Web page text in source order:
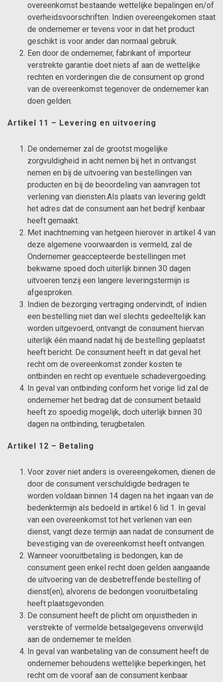
overeenkomst bestaande wettelijke bepalingen en/of
overheidsvoorschriften. Indien overeengekomen staat
de ondernemer er tevens voor in dat het product
geschikt is voor ander dan normaal gebruik.
Een door de ondernemer, fabrikant of importeur
verstrekte garantie doet niets af aan de wettelijke
rechten en vorderingen die de consument op grond
van de overeenkomst tegenover de ondernemer kan
doen gelden.
Artikel 11 – Levering en uitvoering
De ondernemer zal de grootst mogelijke
zorgvuldigheid in acht nemen bij het in ontvangst
nemen en bij de uitvoering van bestellingen van
producten en bij de beoordeling van aanvragen tot
verlening van diensten.Als plaats van levering geldt
het adres dat de consument aan het bedrijf kenbaar
heeft gemaakt.
Met inachtneming van hetgeen hierover in artikel 4 van
deze algemene voorwaarden is vermeld, zal de
Ondernemer geaccepteerde bestellingen met
bekwame spoed doch uiterlijk binnen 30 dagen
uitvoeren tenzij een langere leveringstermijn is
afgesproken.
Indien de bezorging vertraging ondervindt, of indien
een bestelling niet dan wel slechts gedeeltelijk kan
worden uitgevoerd, ontvangt de consument hiervan
uiterlijk één maand nadat hij de bestelling geplaatst
heeft bericht. De consument heeft in dat geval het
recht om de overeenkomst zonder kosten te
ontbinden en recht op eventuele schadevergoeding.
In geval van ontbinding conform het vorige lid zal de
ondernemer het bedrag dat de consument betaald
heeft zo spoedig mogelijk, doch uiterlijk binnen 30
dagen na ontbinding, terugbetalen.
Artikel 12 – Betaling
Voor zover niet anders is overeengekomen, dienen de
door de consument verschuldigde bedragen te
worden voldaan binnen 14 dagen na het ingaan van de
bedenktermijn als bedoeld in artikel 6 lid 1. In geval
van een overeenkomst tot het verlenen van een
dienst, vangt deze termijn aan nadat de consument de
bevestiging van de overeenkomst heeft ontvangen.
Wanneer vooruitbetaling is bedongen, kan de
consument geen enkel recht doen gelden aangaande
de uitvoering van de desbetreffende bestelling of
dienst(en), alvorens de bedongen vooruitbetaling
heeft plaatsgevonden.
De consument heeft de plicht om onjuistheden in
verstrekte of vermelde betaalgegevens onverwijld
aan de ondernemer te melden.
In geval van wanbetaling van de consument heeft de
ondernemer behoudens wettelijke beperkingen, het
recht om de vooraf aan de consument kenbaar